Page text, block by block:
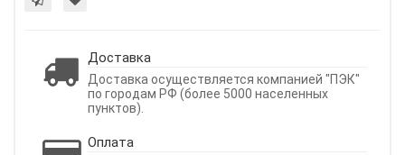
Доставка
Доставка осуществляется компанией "ПЭК"
по городам РФ (более 5000 населенных
пунктов).
Оплата